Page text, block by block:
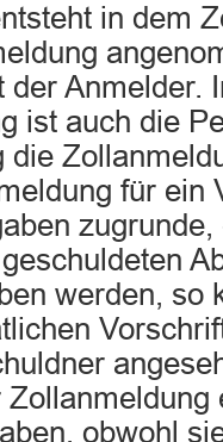
in dem
Anmelder.
ist auch die
die
für ein
werden, so
obwohl